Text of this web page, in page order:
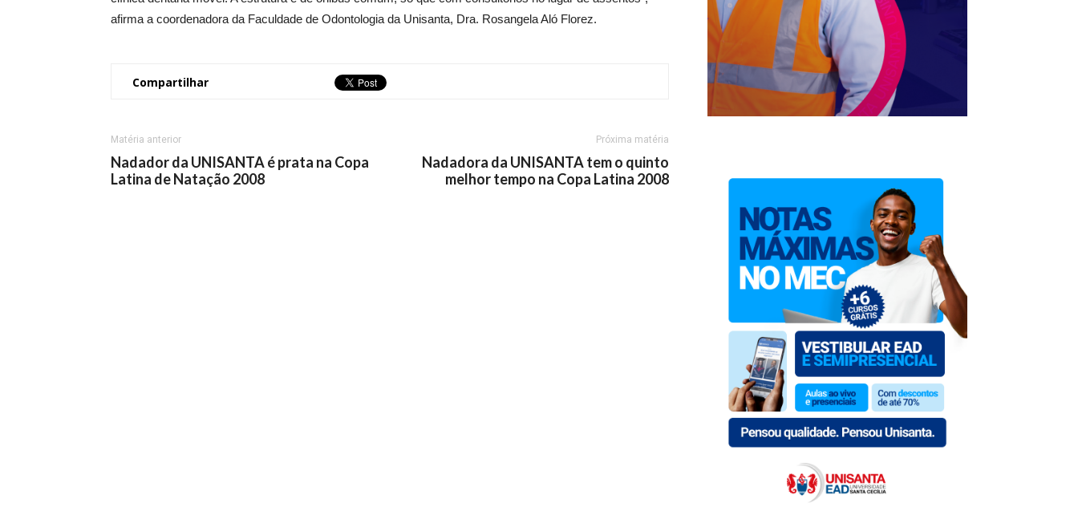
afirma a coordenadora da Faculdade de Odontologia da Unisanta, Dra. Rosangela Aló Florez.
Compartilhar
Matéria anterior
Nadador da UNISANTA é prata na Copa
Latina de Natação 2008
Próxima matéria
Nadadora da UNISANTA tem o quinto
melhor tempo na Copa Latina 2008